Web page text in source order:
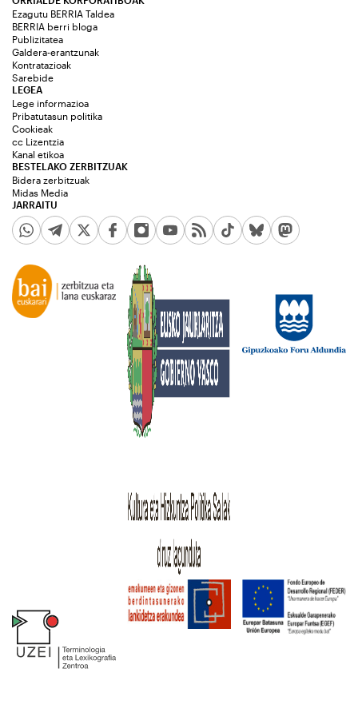
Ezagutu BERRIA Taldea
BERRIA berri bloga
Publizitatea
Galdera-erantzunak
Kontratazioak
Sarebide
JARRAITU
LEGEA
Lege informazioa
Pribatutasun politika
Cookieak
cc Lizentzia
Kanal etikoa
BESTELAKO ZERBITZUAK
Bidera zerbitzuak
Midas Media